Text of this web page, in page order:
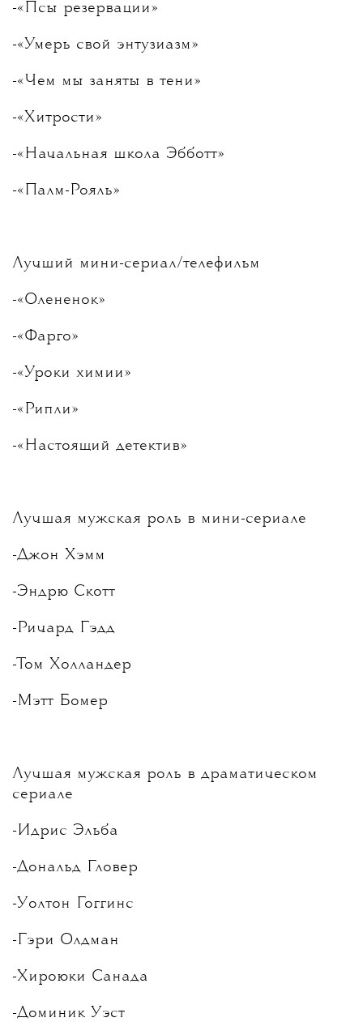
-«Псы резервации»
-«Умерь свой энтузиазм»
-«Чем мы заняты в тени»
-«Хитрости»
-«Начальная школа Эбботт»
-«Палм-Рояль»
Лучший мини-сериал/телефильм
-«Олененок»
-«Фарго»
-«Уроки химии»
-«Рипли»
-«Настоящий детектив»
Лучшая мужская роль в мини-сериале
-Джон Хэмм
-Эндрю Скотт
-Ричард Гэдд
-Том Холландер
-Мэтт Бомер
Лучшая мужская роль в драматическом
сериале
-Идрис Эльба
-Дональд Гловер
-Уолтон Гоггинс
-Гэри Олдман
-Хироюки Санада
-Доминик Уэст